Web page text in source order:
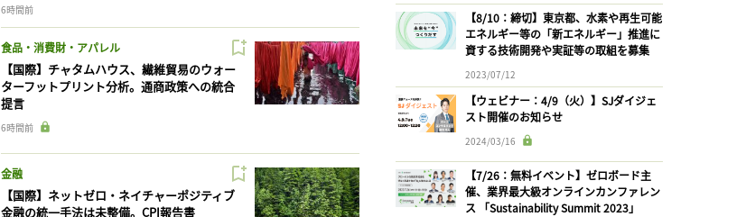
6時間前
食品・消費財・アパレル
【国際】チャタムハウス、繊維貿易のウォー
ターフットプリント分析。通商政策への統合
提言
6時間前
金融
【国際】ネットゼロ・ネイチャーポジティブ
金融の統一手法は未整備。CPI報告書
【8/10：締切】東京都、水素や再生可能
エネルギー等の「新エネルギー」推進に
資する技術開発や実証等の取組を募集
2023/07/12
【ウェビナー：4/9（火）】SJダイジェ
スト開催のお知らせ
2024/03/16
【7/26：無料イベント】ゼロボード主
催、業界最大級オンラインカンファレン
ス 「Sustainability Summit 2023」